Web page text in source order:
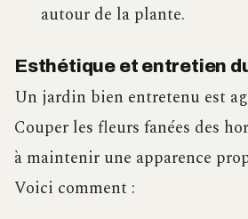
autour de la plante.
Esthétique et entretien
Un jardin bien entretenu est
Couper les fleurs fanées des
à maintenir une apparence
Voici comment :